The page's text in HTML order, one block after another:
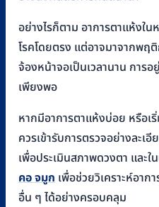
อย่างไรก็ตาม อาการตาแห้งใ
โรคโดยตรง แต่อาจมาจากพฤ
จ้องหน้าจอเป็นเวลานาน การ
เพียงพอ
หากมีอาการตาแห้งบ่อย หรือเ
ควรเข้ารับการตรวจอย่างละเ
เพื่อประเมินสภาพดวงตา และ
คอ จมูก เพื่อช่วยวิเคราะห์อาก
อื่น ๆ ได้อย่างครอบคลุม